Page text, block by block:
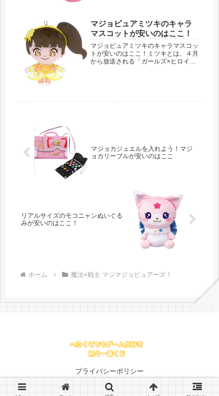
人、明るく元気な魔法戦士「愛乃モモ
カ...
マジョピュアミツキのキャラ
マスコットが安いのはここ！
マジョピュアミツキのキャラマスコッ
トが安いのはここ！ミツキとは、４月
から放送される「ガールズ×ヒロイ
マジョカジュエルを入れよう！マジ
ョカリーブルが安いのはここ
リアルサイズのモコニャンぬいぐる
みが安いのはここ！
ホーム 魔法×戦士 マジマジョピュアーズ！
プライバシーポリシー
© 2016 .